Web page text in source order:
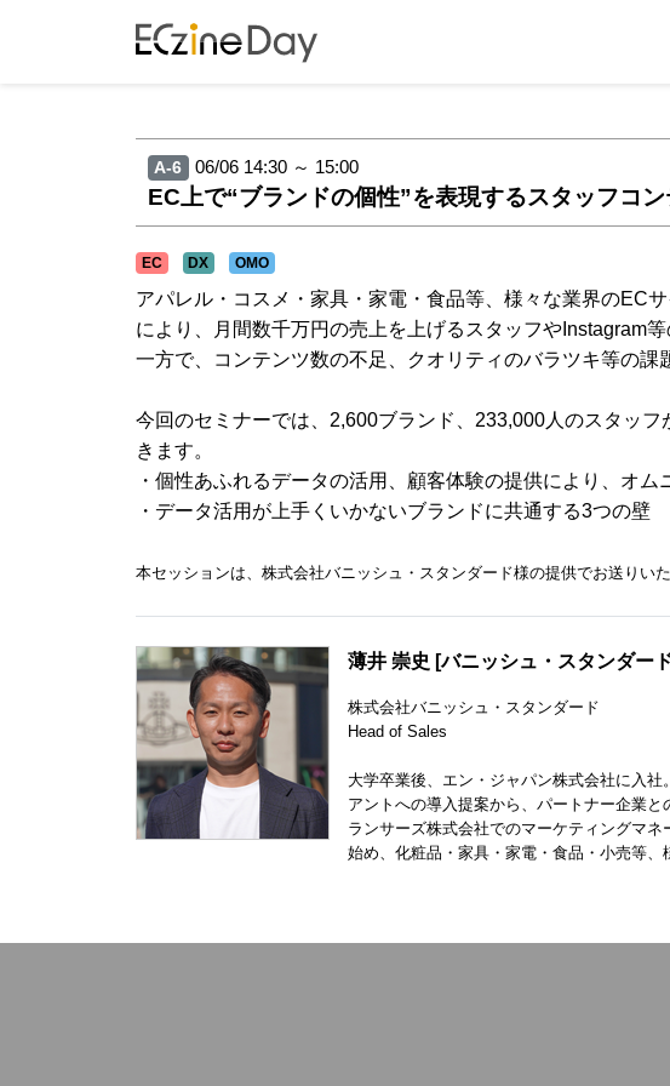
A-6 06/06 14:30 ～ 15:00
EC上で“ブランドの個性”を表現するスタッフコ
EC DX OMO
アパレル・コスメ・家具・家電・食品等、様々な業界のEC
により、月間数千万円の売上を上げるスタッフやInstagram
一方で、コンテンツ数の不足、クオリティのバラツキ等の課
今回のセミナーでは、2,600ブランド、233,000人のスタッ
きます。
・個性あふれるデータの活用、顧客体験の提供により、オ
・データ活用が上手くいかないブランドに共通する3つの壁
本セッションは、株式会社バニッシュ・スタンダード様の提供でお送りいた
薄井 崇史 [バニッシュ・スタンダー
株式会社バニッシュ・スタンダード
Head of Sales
大学卒業後、エン・ジャパン株式会社に入
アントへの導入提案から、パートナー企業と
ランサーズ株式会社でのマーケティングマ
始め、化粧品・家具・家電・食品・小売等、